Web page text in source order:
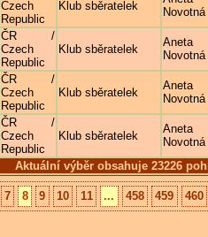
Aktuální výběr obsahuje 23226
Czech
Republic
Klub sběratelek
Novotná
ČR /
Czech
Republic
Klub sběratelek
Aneta
Novotná
ČR /
Czech
Republic
Klub sběratelek
Aneta
Novotná
ČR /
Czech
Republic
Klub sběratelek
Aneta
Novotná
7 8 9 10 11 ... 458 459 460